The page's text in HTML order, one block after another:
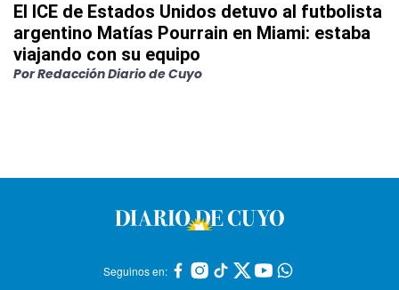
El ICE de Estados Unidos detuvo al futbolista
argentino Matías Pourrain en Miami: estaba
viajando con su equipo
PorRedacción Diario de Cuyo
Seguinos en: